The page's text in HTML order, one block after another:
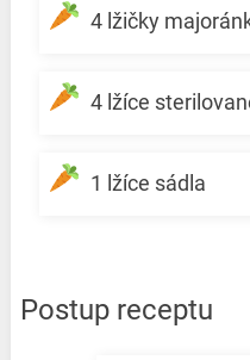
4 lžičky
4 lžíce
1 lžíce sádla
Postup receptu